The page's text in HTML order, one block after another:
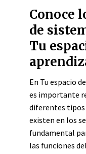
Conoce
de
Tu
En Tu espacio
es importante
diferentes tipos
existen en los
fundamental
las funciones